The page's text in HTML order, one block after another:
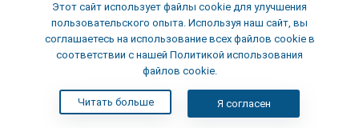
Этот сайт использует файлы cookie для улучшения
пользовательского опыта. Используя наш сайт, вы
соглашаетесь на использование всех файлов cookie в
соответствии с нашей Политикой использования
файлов cookie.
Читать больше Я согласен
Добавить Заведение